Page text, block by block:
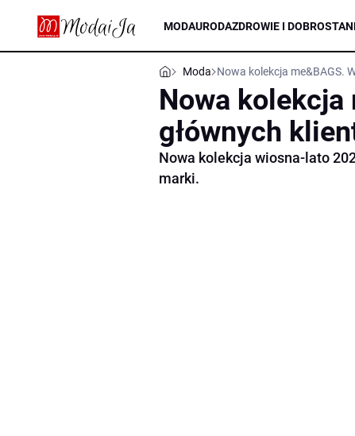
MODAURODAZDROWIE I DOBROSTAN
Moda Nowa kolekcja me&BAGS.
Nowa kolekcja
głównych
Nowa kolekcja wiosna-lato
marki.